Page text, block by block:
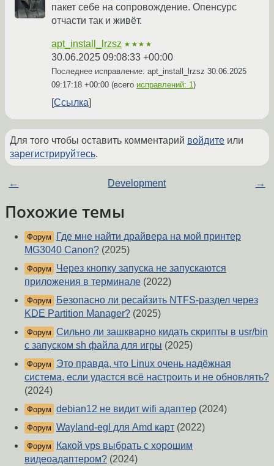
пакет себе на сопровождение. Опенсурс
отчасти так и живёт.
apt_install_lrzsz ★★★★
30.06.2025 09:08:33 +00:00
Последнее исправление: apt_install_lrzsz 30.06.2025
09:17:18 +00:00 (всего исправлений: 1)
Ссылка
Для того чтобы оставить комментарий войдите или
зарегистрируйтесь.
← Development →
Похожие темы
Форум
Где мне найти драйвера на мой принтер
MG3040 Canon? (2025)
Форум
Через кнопку запуска не запускаются
приложения в терминале (2022)
Форум
Безопасно ли ресайзить NTFS-раздел через
KDE Partition Manager? (2025)
Форум Сильно ли зашкварно кидать скрипты в usr/bin
с запуском sh файла для игры (2025)
Форум
Это правда, что Linux очень надёжная
система, если удастся всё настроить и не обновлять?
(2024)
Форум debian12 не видит wifi адаптер (2024)
Форум Wayland-egl для Amd карт (2022)
Форум
Какой vps выбрать с хорошим
видеоадаптером? (2024)